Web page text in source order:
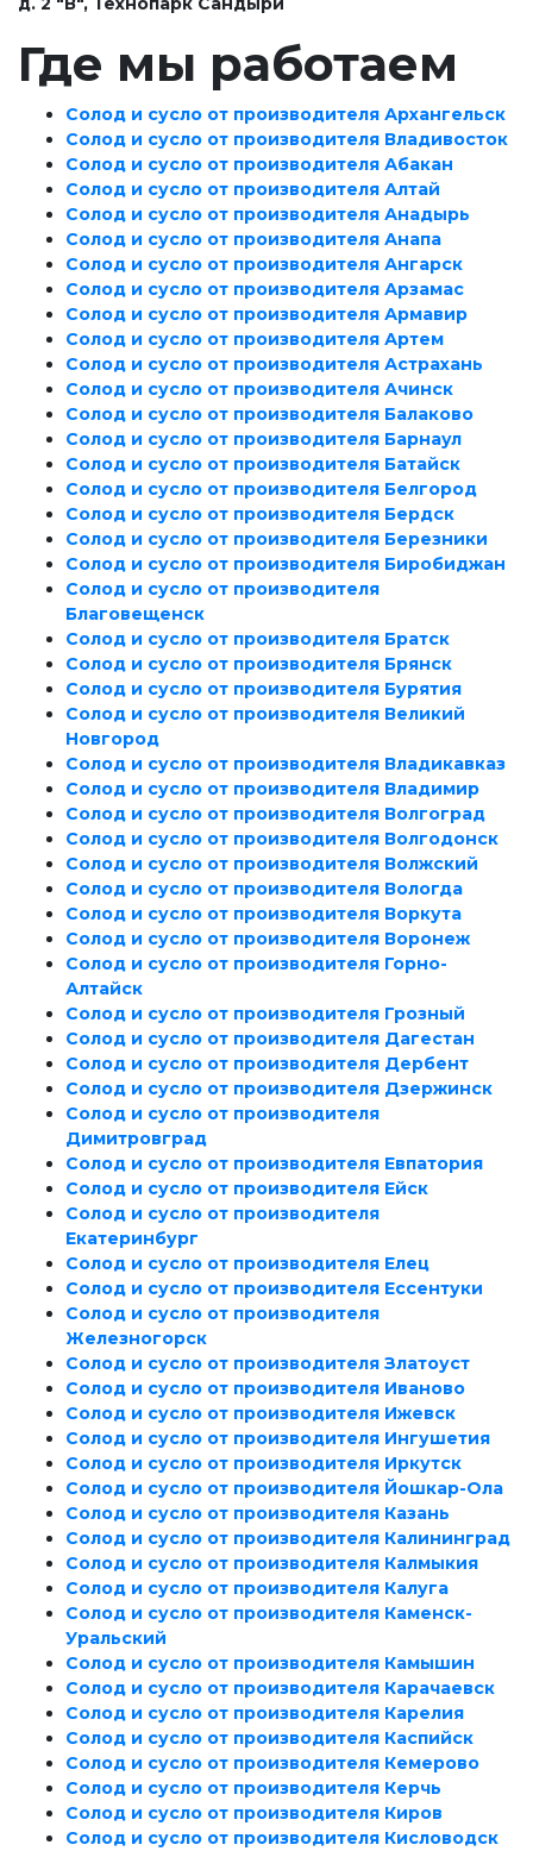
Где мы работаем
Солод и сусло от производителя Архангельск
Солод и сусло от производителя Владивосток
Солод и сусло от производителя Абакан
Солод и сусло от производителя Алтай
Солод и сусло от производителя Анадырь
Солод и сусло от производителя Анапа
Солод и сусло от производителя Ангарск
Солод и сусло от производителя Арзамас
Солод и сусло от производителя Армавир
Солод и сусло от производителя Артем
Солод и сусло от производителя Астрахань
Солод и сусло от производителя Ачинск
Солод и сусло от производителя Балаково
Солод и сусло от производителя Барнаул
Солод и сусло от производителя Батайск
Солод и сусло от производителя Белгород
Солод и сусло от производителя Бердск
Солод и сусло от производителя Березники
Солод и сусло от производителя Биробиджан
Солод и сусло от производителя
Благовещенск
Солод и сусло от производителя Братск
Солод и сусло от производителя Брянск
Солод и сусло от производителя Бурятия
Солод и сусло от производителя Великий
Новгород
Солод и сусло от производителя Владикавказ
Солод и сусло от производителя Владимир
Солод и сусло от производителя Волгоград
Солод и сусло от производителя Волгодонск
Солод и сусло от производителя Волжский
Солод и сусло от производителя Вологда
Солод и сусло от производителя Воркута
Солод и сусло от производителя Воронеж
Солод и сусло от производителя Горно-
Алтайск
Солод и сусло от производителя Грозный
Солод и сусло от производителя Дагестан
Солод и сусло от производителя Дербент
Солод и сусло от производителя Дзержинск
Солод и сусло от производителя
Димитровград
Солод и сусло от производителя Евпатория
Солод и сусло от производителя Ейск
Солод и сусло от производителя
Екатеринбург
Солод и сусло от производителя Елец
Солод и сусло от производителя Ессентуки
Солод и сусло от производителя
Железногорск
Солод и сусло от производителя Златоуст
Солод и сусло от производителя Иваново
Солод и сусло от производителя Ижевск
Солод и сусло от производителя Ингушетия
Солод и сусло от производителя Иркутск
Солод и сусло от производителя Йошкар-Ола
Солод и сусло от производителя Казань
Солод и сусло от производителя Калининград
Солод и сусло от производителя Калмыкия
Солод и сусло от производителя Калуга
Солод и сусло от производителя Каменск-
Уральский
Солод и сусло от производителя Камышин
Солод и сусло от производителя Карачаевск
Солод и сусло от производителя Карелия
Солод и сусло от производителя Каспийск
Солод и сусло от производителя Кемерово
Солод и сусло от производителя Керчь
Солод и сусло от производителя Киров
Солод и сусло от производителя Кисловодск